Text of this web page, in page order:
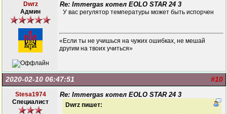
Dwrz
Админ
Re: Immergas котел EOLO STAR 24 3
У вас регулятор температуры может быть испорчен
«Если ты не учишься на чужих ошибках, не мешай
другим на твоих учиться»
#10
2020-02-10 06:47:51
Stesa1974
Специалист
Re: Immergas котел EOLO STAR 24 3
Dwrz пишет: